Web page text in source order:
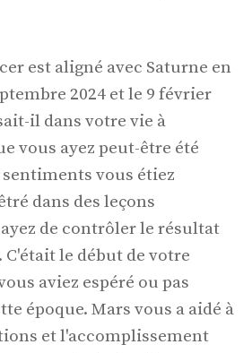
est aligné avec Saturne en
2024 et le 9 février
il dans votre vie à
vous ayez peut-être été
vous étiez
dans des leçons
de contrôler le résultat
le début de votre
aviez espéré ou pas
époque. Mars vous a aidé à
et l'accomplissement